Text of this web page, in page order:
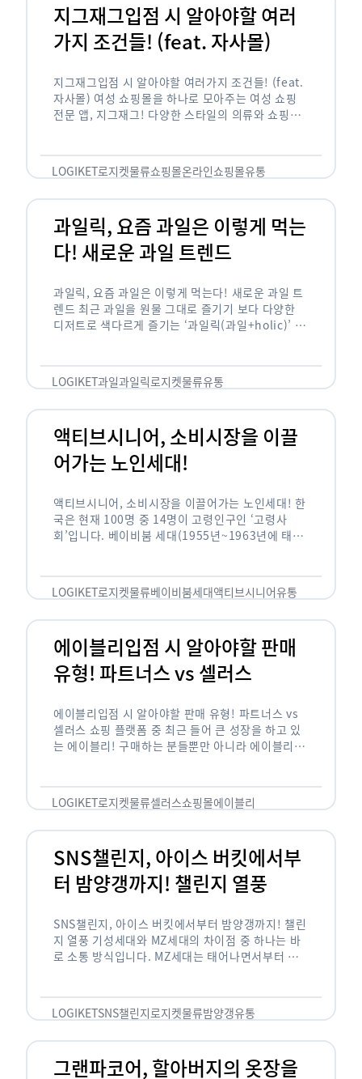
지그재그입점 시 알아야할 여러
가지 조건들! (feat. 자사몰)
지그재그입점 시 알아야할 여러가지 조건들! (feat.
자사몰) 여성 쇼핑몰을 하나로 모아주는 여성 쇼핑
전문 앱, 지그재그! 다양한 스타일의 의류와 쇼핑몰
LOGIKET로지켓물류쇼핑몰온라인쇼핑몰유통
과일릭, 요즘 과일은 이렇게 먹는
다! 새로운 과일 트렌드
과일릭, 요즘 과일은 이렇게 먹는다! 새로운 과일 트
렌드 최근 과일을 원물 그대로 즐기기 보다 다양한
디저트로 색다르게 즐기는 ‘과일릭(과일+holic)’ 트
…
LOGIKET과일과일릭로지켓물류유통
액티브시니어, 소비시장을 이끌
어가는 노인세대!
액티브시니어, 소비시장을 이끌어가는 노인세대! 한
국은 현재 100명 중 14명이 고령인구인 ‘고령사
회’입니다. 베이비붐 세대(1955년~1963년에 태어
오고 있습니다. 하지만 사회가 늙어가는 …
LOGIKET로지켓물류베이비붐세대액티브시니어유통
에이블리입점 시 알아야할 판매
유형! 파트너스 vs 셀러스
에이블리입점 시 알아야할 판매 유형! 파트너스 vs
셀러스 쇼핑 플랫폼 중 최근 들어 큰 성장을 하고 있
는 에이블리! 구매하는 분들뿐만 아니라 에이블리에
LOGIKET로지켓물류셀러스쇼핑몰에이블리
SNS챌린지, 아이스 버킷에서부
터 밤양갱까지! 챌린지 열풍
SNS챌린지, 아이스 버킷에서부터 밤양갱까지! 챌린
지 열풍 기성세대와 MZ세대의 차이점 중 하나는 바
로 소통 방식입니다. MZ세대는 태어나면서부터 디
도 능숙한 …
LOGIKETSNS챌린지로지켓물류밤양갱유통
그랜파코어, 할아버지의 옷장을